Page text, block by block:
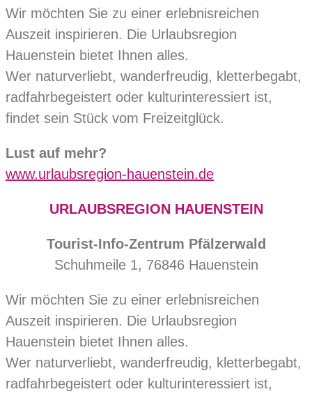
Wir möchten Sie zu einer erlebnisreichen
Auszeit inspirieren. Die Urlaubsregion
Hauenstein bietet Ihnen alles.
Wer naturverliebt, wanderfreudig, kletterbegabt,
radfahrbegeistert oder kulturinteressiert ist,
findet sein Stück vom Freizeitglück.
Lust auf mehr?
www.urlaubsregion-hauenstein.de
URLAUBSREGION HAUENSTEIN
Tourist-Info-Zentrum Pfälzerwald
Schuhmeile 1, 76846 Hauenstein
Wir möchten Sie zu einer erlebnisreichen
Auszeit inspirieren. Die Urlaubsregion
Hauenstein bietet Ihnen alles.
Wer naturverliebt, wanderfreudig, kletterbegabt,
radfahrbegeistert oder kulturinteressiert ist,